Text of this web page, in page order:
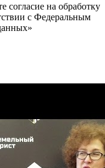
согласие на обработку
с Федеральным